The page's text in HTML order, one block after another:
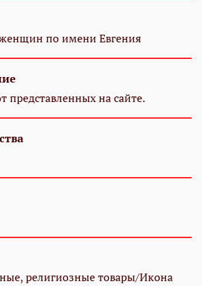
по имени Евгения
представленных на сайте.
религиозные товары/Икона